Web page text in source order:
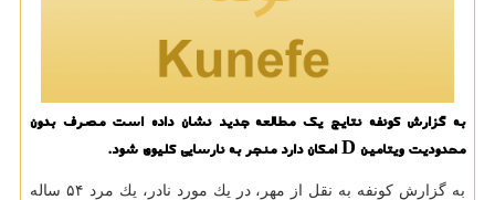
به گزارش كونفه نتایج یك مطالعه جدید نشان داده است مصرف بدون
محدودیت ویتامین D امكان دارد منجر به نارسایی كلیوی شود.
به گزارش كونفه به نقل از مهر، در یك مورد نادر، یك مرد ۵۴ ساله